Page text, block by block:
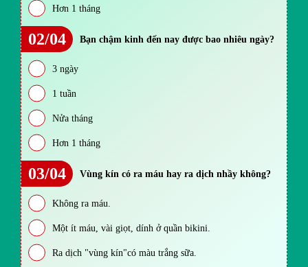
Hơn 1 tháng
02/04 Bạn chậm kinh đến nay được bao nhiêu ngày?
3 ngày
1 tuần
Nửa tháng
Hơn 1 tháng
03/04 Vùng kín có ra máu hay ra dịch nhầy không?
Không ra máu.
Một ít máu, vài giọt, dính ở quần bikini.
Ra dịch "vùng kín"có màu trắng sữa.